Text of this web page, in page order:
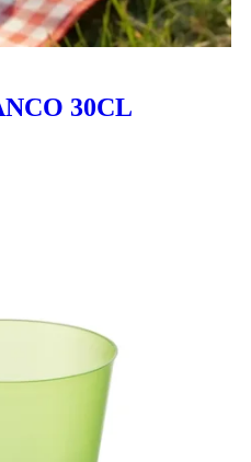
30CL